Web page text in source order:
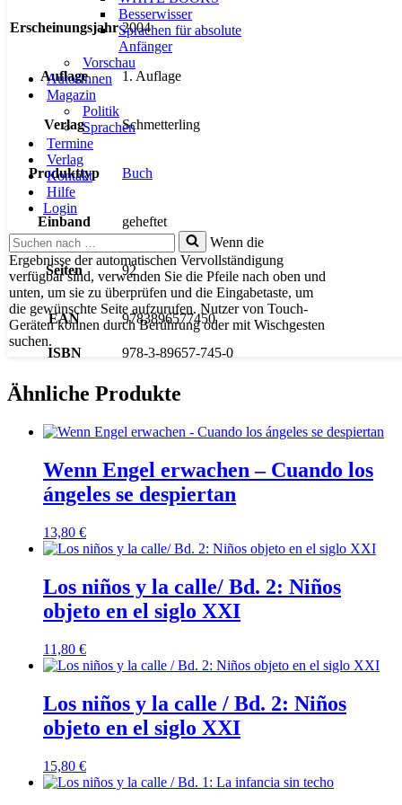
Besserwisser
Sprachen für absolute
Anfänger
Vorschau
AutorInnen
Magazin
Politik
Sprachen
Termine
Verlag
Kontakt
Hilfe
Login
Suchen
nach …
Wenn die
Ergebnisse der automatischen Vervollständigung
verfügbar sind, verwenden Sie die Pfeile nach oben und
unten, um sie zu überprüfen und die Eingabetaste, um
die gewünschte Seite aufzurufen. Nutzer von Touch-
Geräten können durch Berührung oder mit Wischgesten
suchen.
Erscheinungsjahr 2004
Auflage 1. Auflage
Verlag Schmetterling
Produkttyp Buch
Einband geheftet
Seiten 92
EAN 9783896577450
ISBN 978-3-89657-745-0
Ähnliche Produkte
Wenn Engel erwachen – Cuando los
ángeles se despiertan
13,80 €
Los niños y la calle/ Bd. 2: Niños
objeto en el siglo XXI
11,80 €
Los niños y la calle / Bd. 2: Niños
objeto en el siglo XXI
15,80 €